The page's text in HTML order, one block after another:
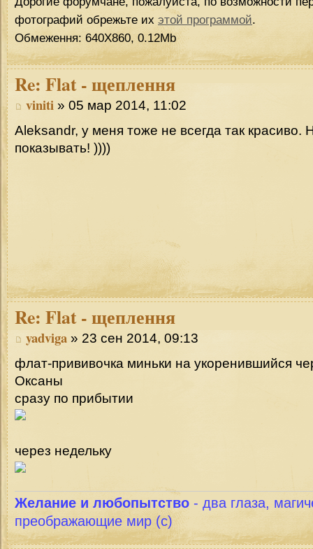
фотографий обрежьте их этой программой.
Обмеження: 640Х860, 0.12Mb
Re: Flat - щеплення
viniti » 05 мар 2014, 11:02
Aleksandr, у меня тоже не всегда так красиво.
показывать! ))))
Re: Flat - щеплення
yadviga » 23 сен 2014, 09:13
флат-прививочка миньки на укоренившийся
Оксаны
сразу по прибытии
через недельку
Желание и любопытство - два глаза,
преображающие мир (с)